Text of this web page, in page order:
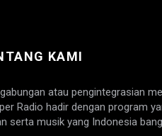
KAMI
atau pengintegrasian
Radio hadir dengan program
serta musik yang Indonesia